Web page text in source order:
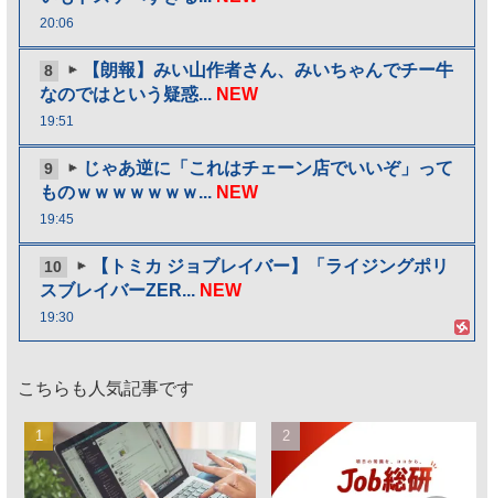
20:06
8
【朗報】みい山作者さん、みいちゃんでチー牛
なのではという疑惑... NEW
19:51
9
じゃあ逆に「これはチェーン店でいいぞ」って
ものｗｗｗｗｗｗｗ... NEW
19:45
10
【トミカ ジョブレイバー】「ライジングポリ
スブレイバーZER... NEW
19:30
こちらも人気記事です